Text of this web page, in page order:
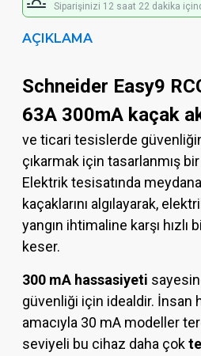
Siparişinizi 12 saat 22 dakika
AÇIKLAMA
Schneider Easy9
63A 300mA kaçak
ve ticari tesislerde
çıkarmak için tasarlanmış
Elektrik tesisatında
kaçaklarını algılayarak,
yangın ihtimaline karşı hızlı
keser.
300 mA hassasiyeti
güvenliği için idealdir. İnsan
amacıyla 30 mA modeller
seviyeli bu cihaz daha çok